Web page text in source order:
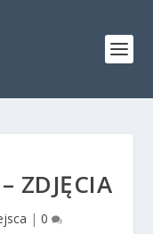
ZDJĘCIA
| 0